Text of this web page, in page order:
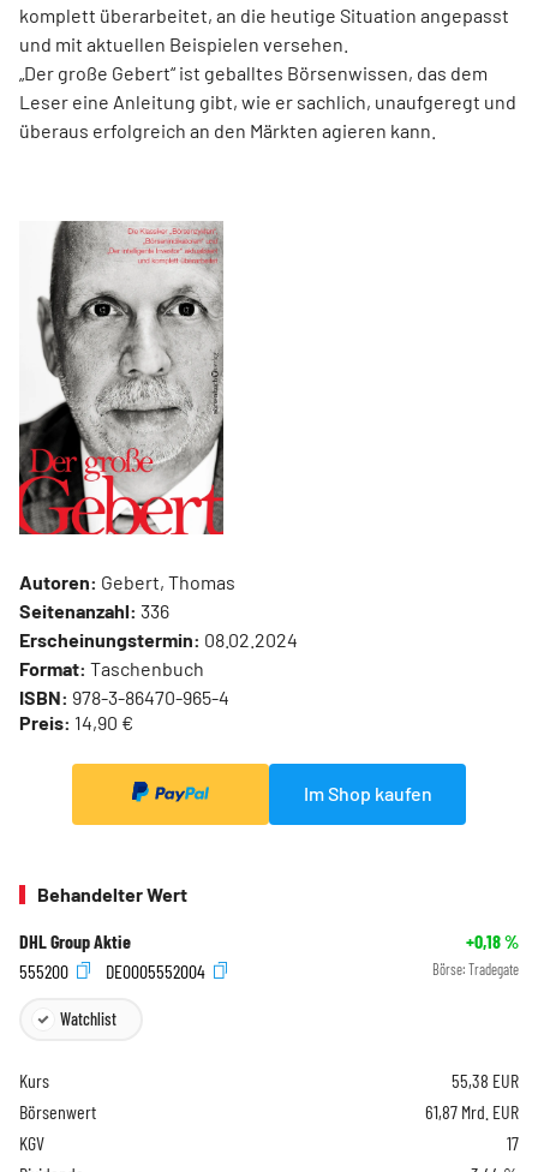
komplett überarbeitet, an die heutige ­Situation angepasst
und mit aktuellen Beispielen ver­sehen.
„Der große Gebert“ ist geballtes Börsenwissen, das dem
Leser eine Anleitung gibt, wie er sachlich, unaufgeregt und
überaus erfolgreich an den Märkten agieren kann.
Autoren: Gebert, Thomas
Seitenanzahl: 336
Erscheinungstermin: 08.02.2024
Format: Taschenbuch
ISBN: 978-3-86470-965-4
Preis: 14,90 €
Im Shop kaufen
Behandelter Wert
DHL Group Aktie +0,18%
555200
DE0005552004 Börse: Tradegate
Watchlist
Kurs 55,38 EUR
Börsenwert
61,87 Mrd. EUR
KGV
17